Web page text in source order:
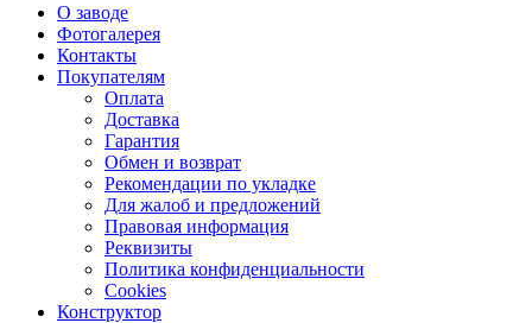
О заводе
Фотогалерея
Контакты
Покупателям
Оплата
Доставка
Гарантия
Обмен и возврат
Рекомендации по укладке
Для жалоб и предложений
Правовая информация
Реквизиты
Политика конфиденциальности
Cookies
Конструктор